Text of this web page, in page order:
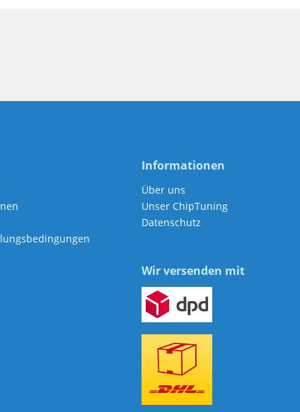
Informationen
Über uns
Unser ChipTuning
Datenschutz
Wir versenden mit